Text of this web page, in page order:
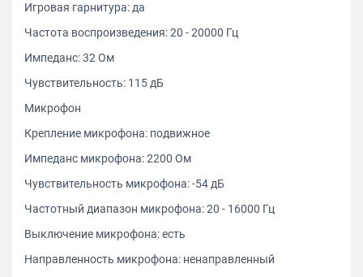
Игровая гарнитура: да
Частота воспроизведения: 20 - 20000 Гц
Импеданс: 32 Ом
Чувствительность: 115 дБ
Микрофон
Крепление микрофона: подвижное
Импеданс микрофона: 2200 Ом
Чувствительность микрофона: -54 дБ
Частотный диапазон микрофона: 20 - 16000 Гц
Выключение микрофона: есть
Направленность микрофона: ненаправленный